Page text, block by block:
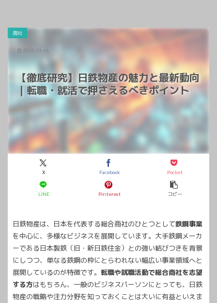
【徹底研究】日鉄物産の魅力と最新動向
｜転職・就活で押さえるべきポイント
商社
X Facebook Pocket
LINE Pinterest コピー
2025.03.16
日鉄物産は、日本を代表する総合商社のひとつとして鉄鋼事業
を中心に、多様なビジネスを展開しています。大手鉄鋼メーカ
ーである日本製鉄（旧・新日鉄住金）との強い結びつきを背景
にしつつ、単なる鉄鋼の枠にとらわれない幅広い事業領域へと
展開しているのが特徴です。 転職や就職活動で総合商社を志望
する方はもちろん、一般のビジネスパーソンにとっても、日鉄
物産の戦略や注力分野を知っておくことは大いに有益といえま